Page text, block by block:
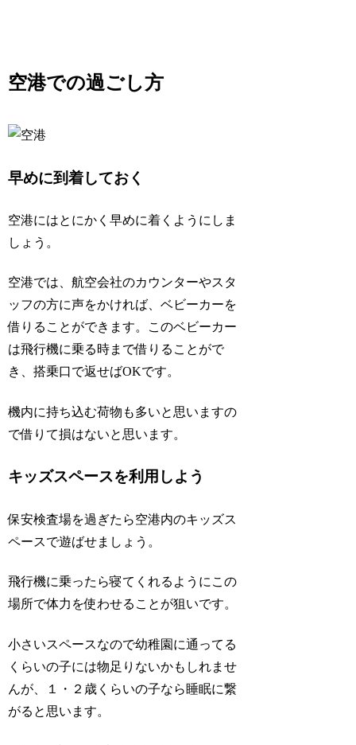
空港での過ごし方
早めに到着しておく
空港にはとにかく早めに着くようにしま
しょう。
空港では、航空会社のカウンターやスタ
ッフの方に声をかければ、ベビーカーを
借りることができます。このベビーカー
は飛行機に乗る時まで借りることがで
き、搭乗口で返せばOKです。
機内に持ち込む荷物も多いと思いますの
で借りて損はないと思います。
キッズスペースを利用しよう
保安検査場を過ぎたら空港内のキッズス
ペースで遊ばせましょう。
飛行機に乗ったら寝てくれるようにこの
場所で体力を使わせることが狙いです。
小さいスペースなので幼稚園に通ってる
くらいの子には物足りないかもしれませ
んが、１・２歳くらいの子なら睡眠に繋
がると思います。